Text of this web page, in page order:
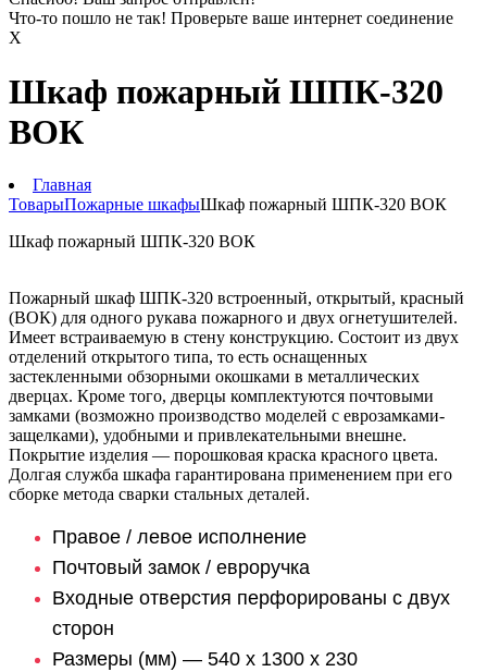
Что-то пошло не так! Проверьте ваше интернет соединение
X
Шкаф пожарный ШПК-320
ВОК
Главная
ТоварыПожарные шкафыШкаф пожарный ШПК-320 ВОК
Шкаф пожарный ШПК-320 ВОК
Пожарный шкаф ШПК-320 встроенный, открытый, красный
(ВОК) для одного рукава пожарного и двух огнетушителей.
Имеет встраиваемую в стену конструкцию. Состоит из двух
отделений открытого типа, то есть оснащенных
застекленными обзорными окошками в металлических
дверцах. Кроме того, дверцы комплектуются почтовыми
замками (возможно производство моделей с еврозамками-
защелками), удобными и привлекательными внешне.
Покрытие изделия — порошковая краска красного цвета.
Долгая служба шкафа гарантирована применением при его
сборке метода сварки стальных деталей.
Правое / левое исполнение
Почтовый замок / евроручка
Входные отверстия перфорированы с двух
сторон
Размеры (мм) — 540 х 1300 х 230